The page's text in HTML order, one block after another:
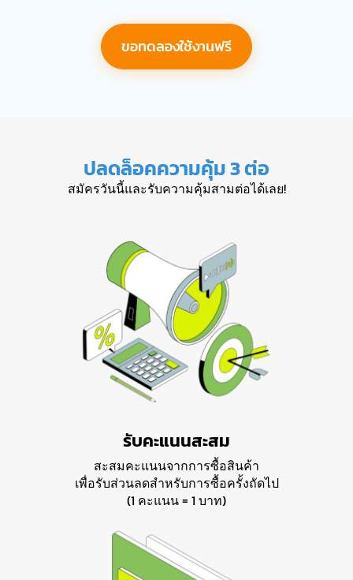
ขอทดลองใช้งานฟรี
ปลดล็อคความคุ้ม 3 ต่อ
สมัครวันนี้และรับความคุ้มสามต่อได้เลย!
รับคะแนนสะสม
สะสมคะแนนจากการซื้อสินค้า
เพื่อรับส่วนลดสำหรับการซื้อครั้งถัดไป
(1 คะแนน = 1 บาท)